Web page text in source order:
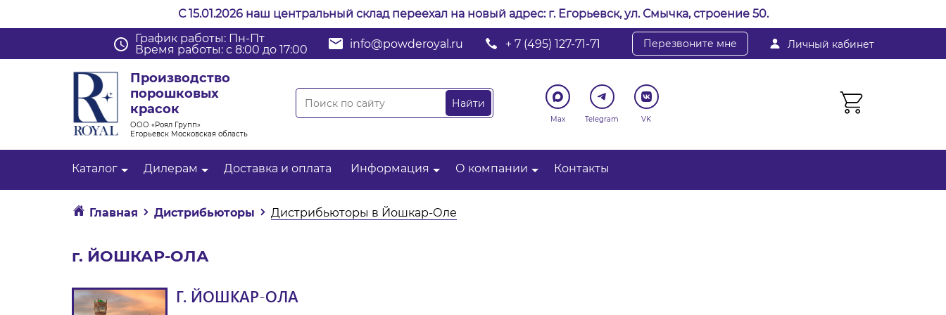
С 15.01.2026 наш центральный склад переехал на новый адрес: г. Егорьевск, ул. Смычка, строение 50.
Личный кабинет
График работы: Пн-Пт
Время работы: с 8:00 до 17:00
info@powderoyal.ru + 7 (495) 127-71-71 Перезвоните мне
Производство
порошковых
красок
ООО «Роял Групп»
Егорьевск Московская область
Max Telegram VK
Каталог Дилерам Доставка и оплата Информация О компании Контакты
Главная Дистрибьюторы Дистрибьюторы в Йошкар-Оле
г. ЙОШКАР-ОЛА
Г. ЙОШКАР-ОЛА